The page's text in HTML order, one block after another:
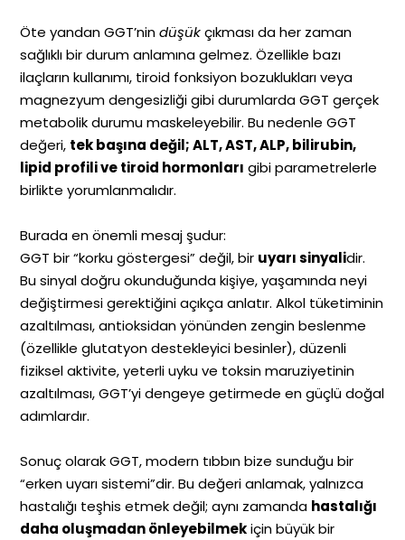
Öte yandan GGT’nindüşükçıkması da her zaman
sağlıklı bir durum anlamına gelmez. Özellikle bazı
ilaçların kullanımı, tiroid fonksiyon bozuklukları veya
magnezyum dengesizliği gibi durumlarda GGT gerçek
metabolik durumu maskeleyebilir. Bu nedenle GGT
değeri, tek başına değil; ALT, AST, ALP, bilirubin,
lipid profili ve tiroid hormonları gibi parametrelerle
birlikte yorumlanmalıdır.
Burada en önemli mesaj şudur:
GGT bir “korku göstergesi” değil, bir uyarı sinyalidir.
Bu sinyal doğru okunduğunda kişiye, yaşamında neyi
değiştirmesi gerektiğini açıkça anlatır. Alkol tüketiminin
azaltılması, antioksidan yönünden zengin beslenme
(özellikle glutatyon destekleyici besinler), düzenli
fiziksel aktivite, yeterli uyku ve toksin maruziyetinin
azaltılması, GGT’yi dengeye getirmede en güçlü doğal
adımlardır.
Sonuç olarak GGT, modern tıbbın bize sunduğu bir
“erken uyarı sistemi”dir. Bu değeri anlamak, yalnızca
hastalığı teşhis etmek değil; aynı zamanda hastalığı
daha oluşmadan önleyebilmekiçin büyük bir